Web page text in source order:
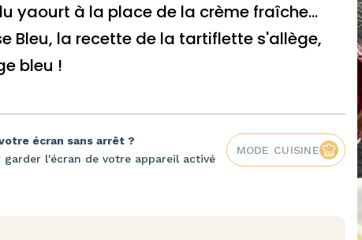
yaourt à la place de la crème fraîche...
Bleu, la recette de la tartiflette s'allège,
bleu !
écran sans arrêt ?
l'écran de votre appareil activé
MODE CUISINE